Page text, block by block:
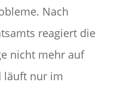
Nach
reagiert die
nicht mehr auf
läuft nur im